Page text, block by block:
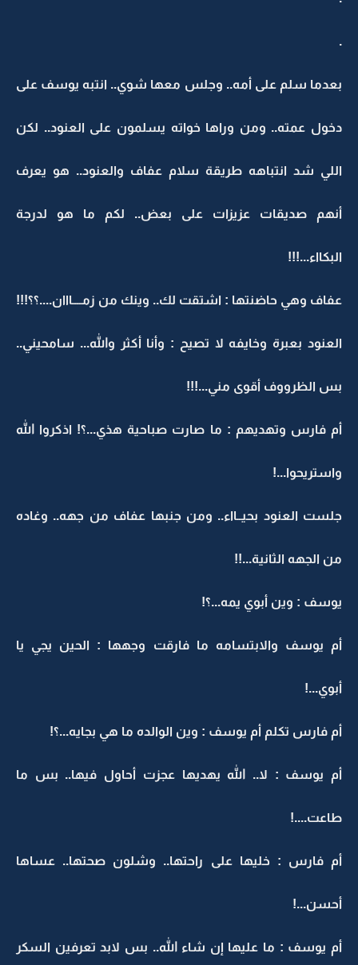
.
بعدما سلم على أمه.. وجلس معها شوي.. انتبه يوسف على
دخول عمته.. ومن وراها خواته يسلمون على العنود.. لكن
اللي شد انتباهه طريقة سلام عفاف والعنود.. هو يعرف
أنهم صديقات عزيزات على بعض.. لكم ما هو لدرجة
البكااء...!!!
عفاف وهي حاضنتها : اشتقت لك.. وينك من زمــــااان....؟؟!!!
العنود بعبرة وخايفه لا تصيح : وأنا أكثر والله... سامحيني..
بس الظرووف أقوى مني...!!!
أم فارس وتهديهم : ما صارت صباحية هذي...؟! اذكروا الله
واستريحوا...!
جلست العنود بحيــااء.. ومن جنبها عفاف من جهه.. وغاده
من الجهه الثانية...!!
يوسف : وين أبوي يمه...؟!
أم يوسف والابتسامه ما فارقت وجهها : الحين يجي يا
أبوي...!
أم فارس تكلم أم يوسف : وين الوالده ما هي بجايه...؟!
أم يوسف : لا.. الله يهديها عجزت أحاول فيها.. بس ما
طاعت....!
أم فارس : خليها على راحتها.. وشلون صحتها.. عساها
أحسن...!
أم يوسف : ما عليها إن شاء الله.. بس لابد تعرفين السكر